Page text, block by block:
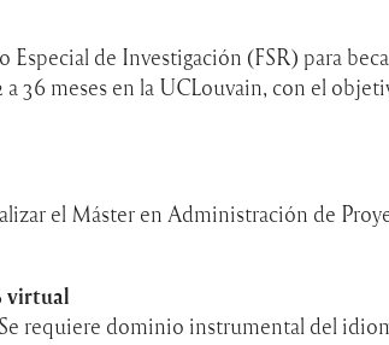
Especial de Investigación (FSR) para
a 36 meses en la UCLouvain, con el
el Máster en Administración de
virtual
requiere dominio instrumental del